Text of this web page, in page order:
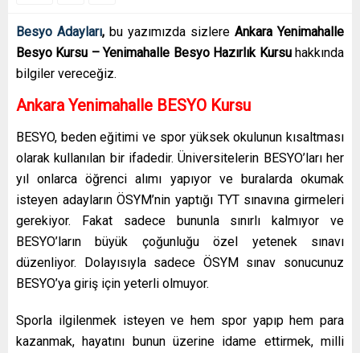
Besyo Adayları, bu yazımızda sizlere Ankara Yenimahalle
Besyo Kursu – Yenimahalle Besyo Hazırlık Kursuhakkında
bilgiler vereceğiz.
Ankara Yenimahalle BESYO Kursu
BESYO, beden eğitimi ve spor yüksek okulunun kısaltması
olarak kullanılan bir ifadedir. Üniversitelerin BESYO’ları her
yıl onlarca öğrenci alımı yapıyor ve buralarda okumak
isteyen adayların ÖSYM’nin yaptığı TYT sınavına girmeleri
gerekiyor. Fakat sadece bununla sınırlı kalmıyor ve
BESYO’ların büyük çoğunluğu özel yetenek sınavı
düzenliyor. Dolayısıyla sadece ÖSYM sınav sonucunuz
BESYO’ya giriş için yeterli olmuyor.
Sporla ilgilenmek isteyen ve hem spor yapıp hem para
kazanmak, hayatını bunun üzerine idame ettirmek, milli